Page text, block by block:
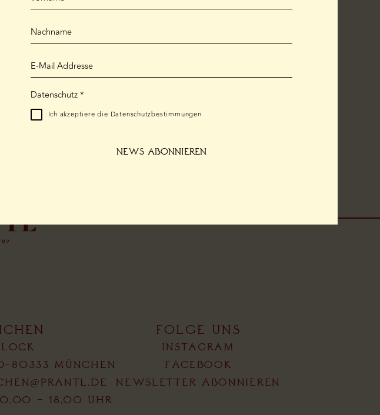
UMTAUSCH TERMIN VEREINBAREN
80333 MÜNCHEN
– 18.00 UHR
FOLGE UNS
INSTAGRAM
FACEBOOK
NEWSLETTER ABONNIEREN
über die
Datenschutz*
Ich akzeptiere die Datenschutzbestimmungen
News abonnieren